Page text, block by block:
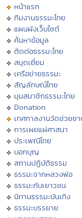
หน้าแรก
ทีมงานธรรมะไทย
แผนผังเว็บไซต์
ค้นหาข้อมูล
ติดต่อธรรมะไทย
สมุดเยี่ยม
เครือข่ายธรรมะ
สัญลักษณ์ไทย
มุมสมาชิกธรรมะไทย
Donation
เทศกาลงานวัดช่วยช
การเผยแผ่ศาสนา
ประเพณีไทย
บอกบุญ
สถานปฏิบัติธรรม
ธรรมะจากหลวงพ่อ
ธรรมะกับเยาวชน
นิทานธรรมะบันเทิง
ธรรมะบรรยาย